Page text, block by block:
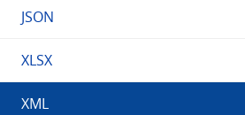
JSON
XLSX
XML